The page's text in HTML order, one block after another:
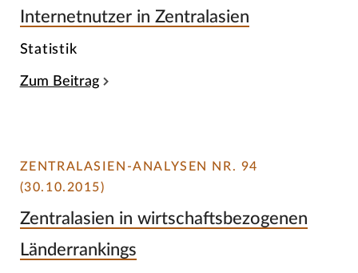
Internetnutzer in Zentralasien
Statistik
Zum Beitrag
ZENTRALASIEN-ANALYSEN NR. 94
(30.10.2015)
Zentralasien in wirtschaftsbezogenen
Länderrankings